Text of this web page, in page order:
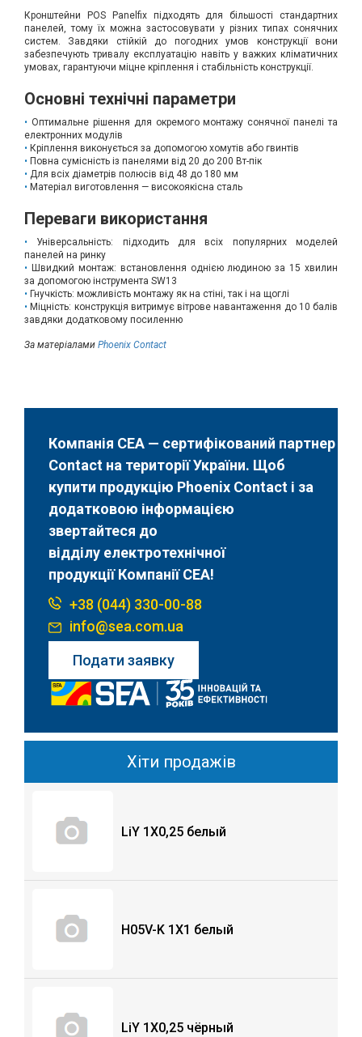
Тех.
Підтримка
Кронштейни POS Panelfix підходять для більшості стандартних
панелей, тому їх можна застосовувати у різних типах сонячних
систем. Завдяки стійкій до погодних умов конструкції вони
забезпечують тривалу експлуатацію навіть у важких кліматичних
умовах, гарантуючи міцне кріплення і стабільність конструкції.
Основні технічні параметри
Оптимальне рішення для окремого монтажу сонячної панелі та
електронних модулів
Кріплення виконується за допомогою хомутів або гвинтів
Повна сумісність із панелями від 20 до 200 Вт-пік
Для всіх діаметрів полюсів від 48 до 180 мм
Матеріал виготовлення — високоякісна сталь
Переваги використання
Універсальність: підходить для всіх популярних моделей
панелей на ринку
Швидкий монтаж: встановлення однією людиною за 15 хвилин
за допомогою інструмента SW13
Гнучкість: можливість монтажу як на стіні, так і на щоглі
Міцність: конструкція витримує вітрове навантаження до 10 балів
завдяки додатковому посиленню
За матеріалами Phoenix Contact
Компанія СЕА — сертифікований партнер
Contact на території України. Щоб
купити продукцію Phoenix Contact і за
додатковою інформацією
звертайтеся до
відділу електротехнічної
продукції Компанії СЕА!
+38 (044) 330-00-88
info@sea.com.ua
Подати заявку
Хіти продажів
LiY 1X0,25 белый
H05V-K 1X1 белый
LiY 1X0,25 чёрный